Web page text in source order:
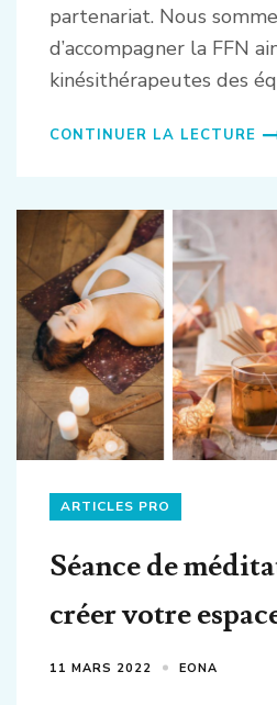
partenariat. Nous
d’accompagner la FFN
kinésithérapeutes des
CONTINUER LA LECTURE
ARTICLES PRO
Séance de
créer votre
11 MARS 2022 EONA